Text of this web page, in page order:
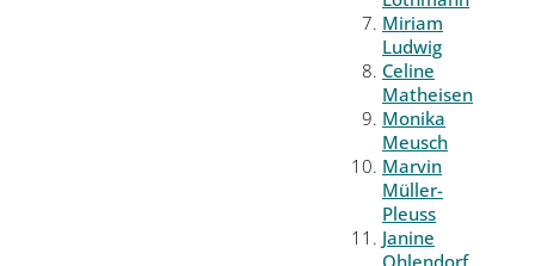
Miriam
Ludwig
Celine
Matheisen
Monika
Meusch
Marvin
Müller-
Pleuss
Janine
Ohlendorf